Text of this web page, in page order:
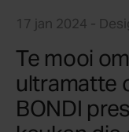
17 jan 2024 -
Te mooi
ultramatte
BONDI